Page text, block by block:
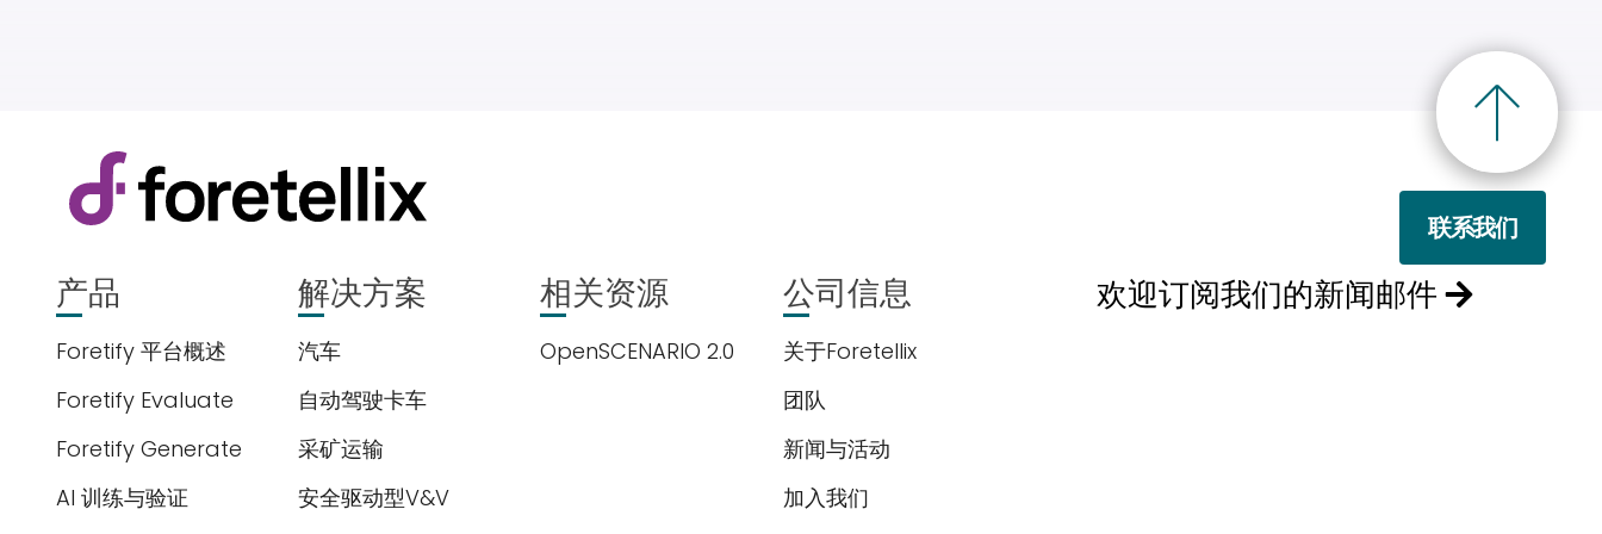
联系我们
产品
Foretify 平台概述
Foretify Evaluate
Foretify Generate
AI 训练与验证
解决方案
汽车
自动驾驶卡车
采矿运输
安全驱动型V&V
相关资源
OpenSCENARIO 2.0
公司信息
关于Foretellix
团队
新闻与活动
加入我们
欢迎订阅我们的新闻邮件